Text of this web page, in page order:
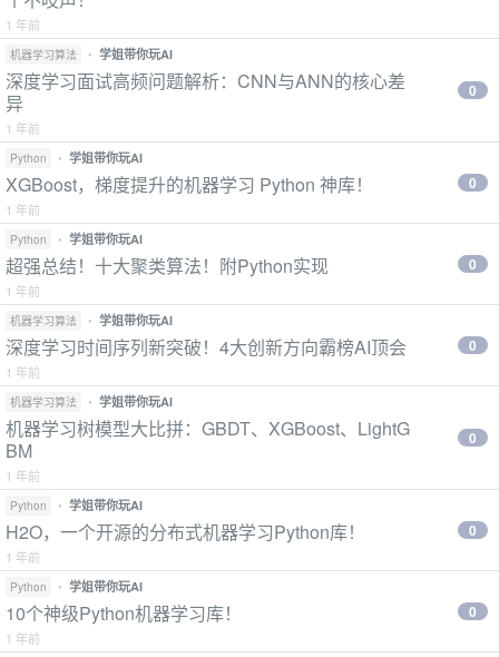
1 年前
机器学习算法 • 学姐带你玩AI
深度学习面试高频问题解析：CNN与ANN的核心差
异
1 年前
0
Python • 学姐带你玩AI
XGBoost，梯度提升的机器学习 Python 神库！
1 年前
0
Python • 学姐带你玩AI
超强总结！十大聚类算法！附Python实现
1 年前
0
机器学习算法 • 学姐带你玩AI
深度学习时间序列新突破！4大创新方向霸榜AI顶会
1 年前
0
机器学习算法 • 学姐带你玩AI
机器学习树模型大比拼：GBDT、XGBoost、LightG
BM
1 年前
0
Python • 学姐带你玩AI
H2O，一个开源的分布式机器学习Python库！
1 年前
0
Python • 学姐带你玩AI
10个神级Python机器学习库！
1 年前
0